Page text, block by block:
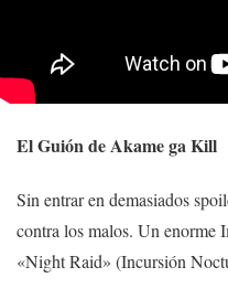
El Guión de Akame ga Kill
Sin entrar en demasiados
contra los malos. Un enorme
«Night Raid» (Incursión